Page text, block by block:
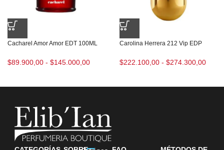
Cacharel Amor Amor EDT 100ML
$89.900,00 - $145.000,00
Carolina Herrera 212 Vip EDP
$222.100,00 - $274.300,00